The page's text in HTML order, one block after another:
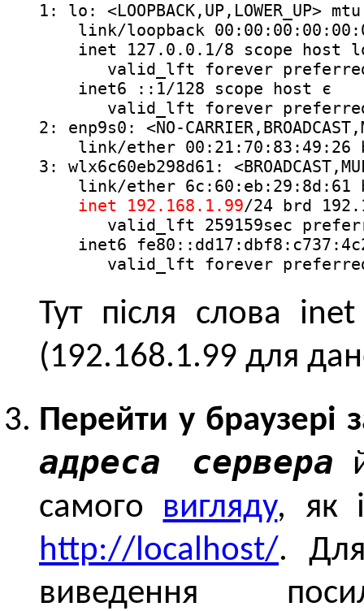
1: lo:
link/loopback
inet 127.0.0.1/8 scope host
valid_lft forever
    inet6 ::1/128 scope host є
valid_lft forever
2: enp9s0: <NO-
link/ether 00:21:70:83:49:26
3: wlx6c60eb298d61:
link/ether 6c:60:eb:29:8d:61
inet 192.168.1.99/24 brd
valid_lft 259159sec
inet6
valid_lft forever
Тут після слова
(192.168.1.99 для
Перейти у браузері
адреса сервера
самого вигляду, як
http://localhost/.
виведення